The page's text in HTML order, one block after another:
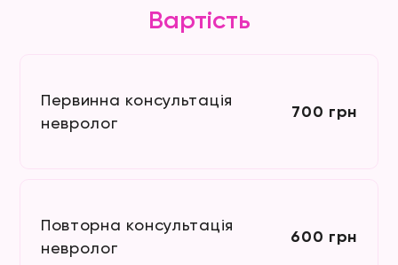
Вартість
Первинна консультація
невролог
700 грн
Повторна консультація
невролог
600 грн